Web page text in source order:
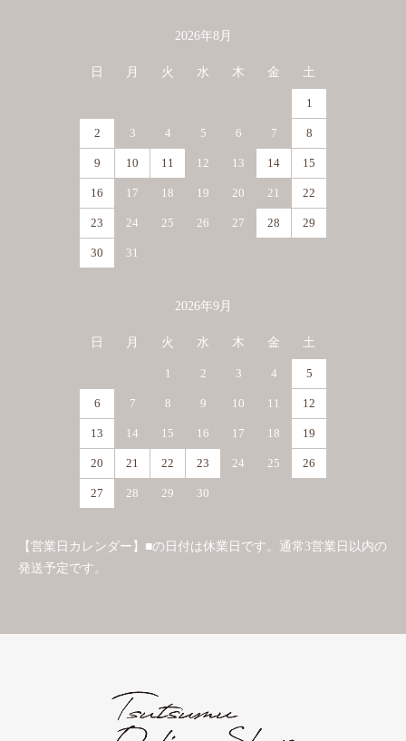
2026年8月
日 月 火 水 木 金 土
1
2 3 4 5 6 7 8
9 10 11 12 13 14 15
16 17 18 19 20 21 22
23 24 25 26 27 28 29
30 31
2026年9月
日 月 火 水 木 金 土
1 2 3 4 5
6 7 8 9 10 11 12
13 14 15 16 17 18 19
20 21 22 23 24 25 26
27 28 29 30
【営業日カレンダー】■の日付は休業日です。通常3営業日以内の
発送予定です。